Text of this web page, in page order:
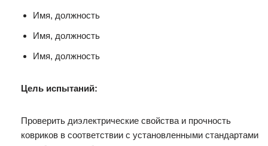
Имя, должность
Имя, должность
Имя, должность
Цель испытаний:
Проверить диэлектрические свойства и прочность
ковриков в соответствии с установленными стандартами